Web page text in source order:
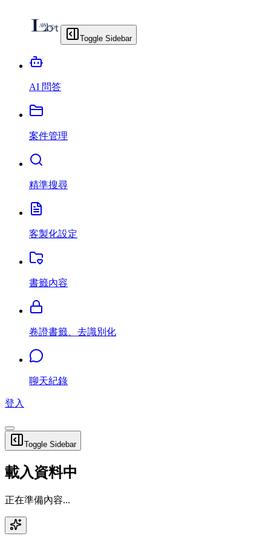
Toggle Sidebar
AI 問答
案件管理
精準搜尋
客製化設定
書籤內容
卷證書籤、去識別化
聊天紀錄
登入
Toggle Sidebar
載入資料中
正在準備內容...